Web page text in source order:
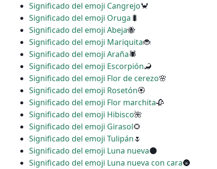
Significado del emoji Cangrejo🦀
Significado del emoji Oruga 🐛
Significado del emoji Abeja🐝
Significado del emoji Mariquita🐞
Significado del emoji Araña🕷
Significado del emoji Escorpión🦂
Significado del emoji Flor de cerezo🌸
Significado del emoji Rosetón🏵
Significado del emoji Flor marchita🥀
Significado del emoji Hibisco🌺
Significado del emoji Girasol🌻
Significado del emoji Tulipán🌷
Significado del emoji Luna nueva🌑
Significado del emoji Luna nueva con cara🌚